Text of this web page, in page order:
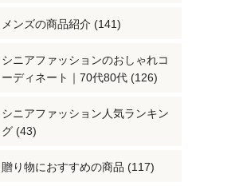
メンズの商品紹介 (141)
シニアファッションのおしゃれコ
ーディネート｜70代80代 (126)
シニアファッション人気ランキン
グ (43)
贈り物におすすめの商品 (117)